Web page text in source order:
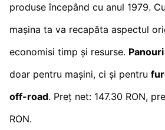
produse începând cu anul 1979.
mașina ta va recapăta aspectul
economisi timp și resurse.
doar pentru mașini, ci și pentru
off-road. Preț net: 147.30 RON,
RON.